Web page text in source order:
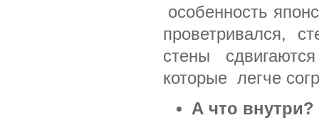
особенность
проветривался,
стены
которые легче
А что внутри?